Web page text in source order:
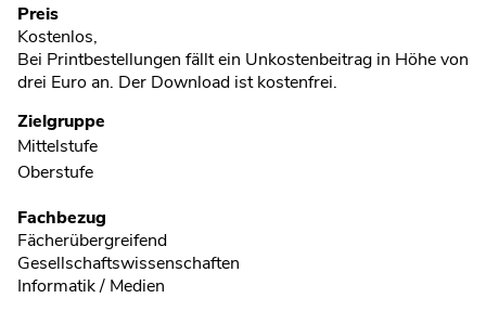
Preis
Kostenlos,
Bei Printbestellungen fällt ein Unkostenbeitrag in Höhe von
drei Euro an. Der Download ist kostenfrei.
Zielgruppe
Mittelstufe
Oberstufe
Fachbezug
Fächerübergreifend
Gesellschaftswissenschaften
Informatik / Medien